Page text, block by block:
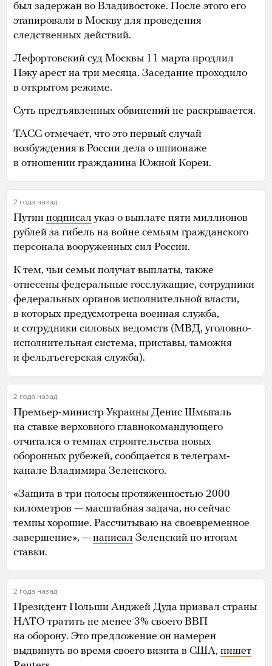
был задержан во Владивостоке. После этого его
этапировали в Москву для проведения
следственных действий.
Лефортовский суд Москвы 11 марта продлил
Пэку арест на три месяца. Заседание проходило
в открытом режиме.
Суть предъявленных обвинений не раскрывается.
ТАСС отмечает, что это первый случай
возбуждения в России дела о шпионаже
в отношении гражданина Южной Кореи.
2 года назад
Путин подписал указ о выплате пяти миллионов
рублей за гибель на войне семьям гражданского
персонала вооруженных сил России.
К тем, чьи семьи получат выплаты, также
отнесены федеральные госслужащие, сотрудники
федеральных органов исполнительной власти,
в которых предусмотрена военная служба,
и сотрудники силовых ведомств (МВД, уголовно-
исполнительная система, приставы, таможня
и фельдъегерская служба).
2 года назад
Премьер-министр Украины Денис Шмыгаль
на ставке верховного главнокомандующего
отчитался о темпах строительства новых
оборонных рубежей, сообщается в телеграм-
канале Владимира Зеленского.
«Защита в три полосы протяженностью 2000
километров — масштабная задача, но сейчас
темпы хорошие. Рассчитываю на своевременное
завершение», — написал Зеленский по итогам
ставки.
2 года назад
Президент Польши Анджей Дуда призвал страны
НАТО тратить не менее 3% своего ВВП
на оборону. Это предложение он намерен
выдвинуть во время своего визита в США, пишет